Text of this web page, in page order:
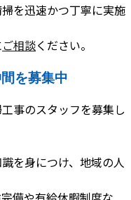
を迅速かつ丁寧に実施
ご相談ください。
を募集中
事のスタッフを募集し
を身につけ、地域の人